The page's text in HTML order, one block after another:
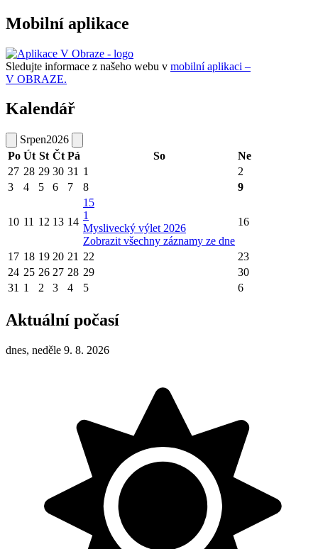
Mobilní aplikace
Sledujte informace z našeho webu v mobilní aplikaci –
V OBRAZE.
Kalendář
Srpen2026
Po Út St Čt Pá So
Ne
27 28 29 30 31 1
2
3
4 5 6 7 8 9
10 11 12 13 14
15
1
Myslivecký výlet 2026
Zobrazit všechny záznamy ze dne
16
17 18 19 20 21 22
23
24 25 26 27 28 29
30
31 1 2 3 4 5 6
Aktuální počasí
dnes, neděle 9. 8. 2026